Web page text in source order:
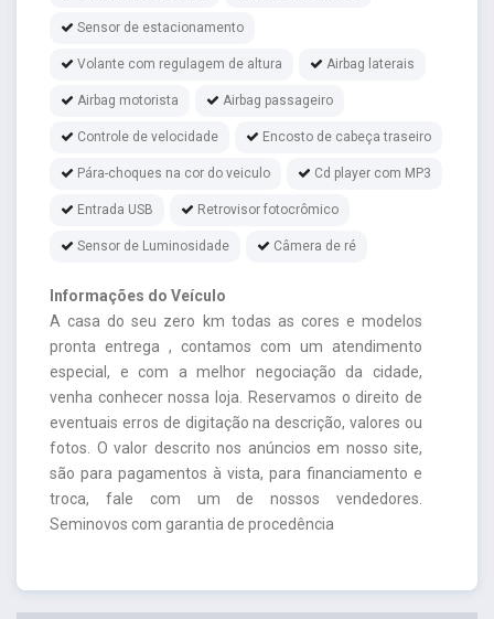
Sensor de estacionamento
Volante com regulagem de altura Airbag laterais
Airbag motorista Airbag passageiro
Controle de velocidade Encosto de cabeça traseiro
Pára-choques na cor do veiculo Cd player com MP3
Entrada USB Retrovisor fotocrômico
Sensor de Luminosidade Câmera de ré
Informações do Veículo
A casa do seu zero km todas as cores e modelos
pronta entrega , contamos com um atendimento
especial, e com a melhor negociação da cidade,
venha conhecer nossa loja. Reservamos o direito de
eventuais erros de digitação na descrição, valores ou
fotos. O valor descrito nos anúncios em nosso site,
são para pagamentos à vista, para financiamento e
troca, fale com um de nossos vendedores.
Seminovos com garantia de procedência